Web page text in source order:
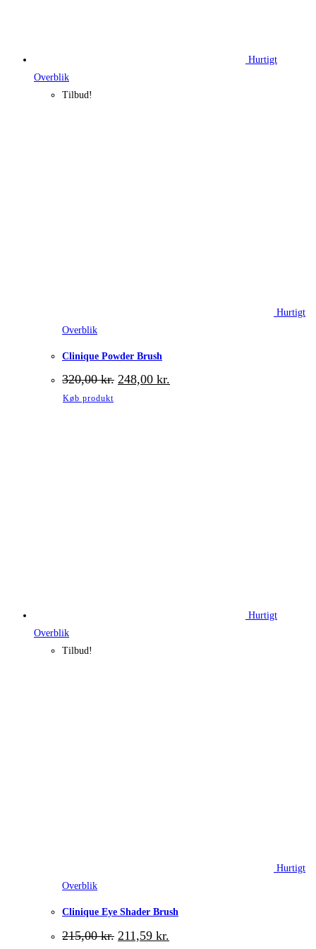
Hurtigt
Overblik
Tilbud!
Hurtigt
Overblik
Clinique Powder Brush
320,00kr. Den
oprindelige
248,00 kr.
Køb produkt
Hurtigt
Overblik
Tilbud!
Hurtigt
Overblik
Clinique Eye Shader Brush
215,00kr. Den
oprindelige
211,59 kr.
aktuelle